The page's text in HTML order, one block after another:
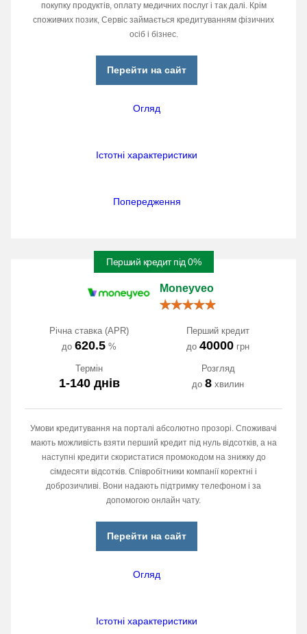
покупку продуктів, оплату медичних послуг і так далі. Крім
споживчих позик, Сервіс займається кредитуванням фізичних
осіб і бізнес.
Перейти на сайт
Огляд
Істотні характеристики
Попередження
Перший кредит під 0%
Moneyveo
Річна ставка (APR)
до 620.5 %
Перший кредит
до 40000 грн
Термін
1-140 днів
Розгляд
до 8 хвилин
Умови кредитування на порталі абсолютно прозорі. Споживачі
мають можливість взяти перший кредит під нуль відсотків, а на
наступні кредити скористатися промокодом на знижку до
сімдесяти відсотків. Співробітники компанії коректні і
доброзичливі. Вони надають підтримку телефоном і за
допомогою онлайн чату.
Перейти на сайт
Огляд
Істотні характеристики